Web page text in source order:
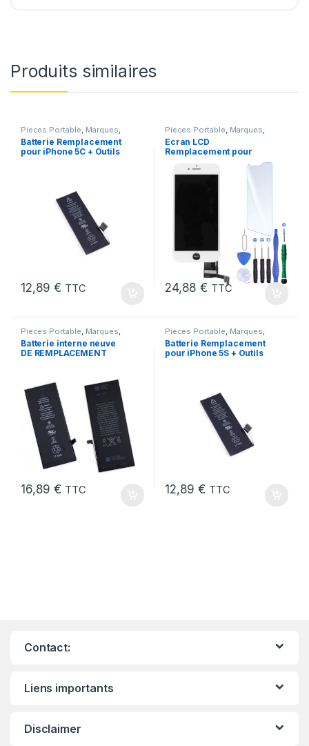
Produits similaires
Pieces Portable Marques
Apple iPhone 5C Batteries et
chargeurs,Batteries Apple
Batterie Remplacement
pour iPhone 5C + Outils
12,89€ TTC
Pieces Portable Marques
Apple iPhone 7
Ecran LCD
Remplacement pour
Trempe +Kit
24,88€ TTC
Pieces Portable Marques
Apple iPhone 6s Batteries et
chargeurs,Batteries,Batteries
Apple
Batterie interne neuve
DE REMPLACEMENT
16,89€ TTC
Pieces Portable Marques
Apple iPhone 5s Batteries et
chargeurs,Batteries Apple
Batterie Remplacement
pour iPhone 5S + Outils
12,89€ TTC
Contact:
Liens importants
Disclaimer